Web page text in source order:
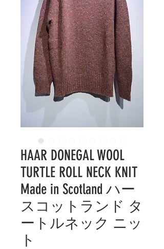
HAAR DONEGAL WOOL
TURTLE ROLL NECK KNIT
Made in Scotland ハー
スコットランド タ
ートルネック ニッ
ト